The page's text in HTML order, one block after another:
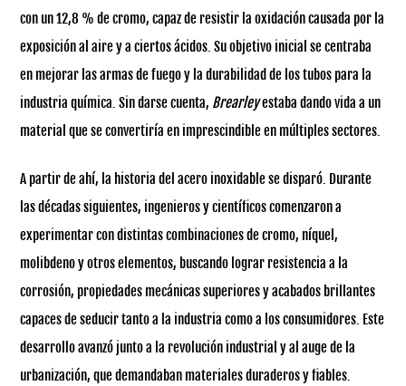
con un 12,8 % de cromo, capaz de resistir la oxidación causada por la
exposición al aire y a ciertos ácidos. Su objetivo inicial se centraba
en mejorar las armas de fuego y la durabilidad de los tubos para la
industria química. Sin darse cuenta, Brearleyestaba dando vida a un
material que se convertiría en imprescindible en múltiples sectores.
A partir de ahí, la historia del acero inoxidable se disparó. Durante
las décadas siguientes, ingenieros y científicos comenzaron a
experimentar con distintas combinaciones de cromo, níquel,
molibdeno y otros elementos, buscando lograr resistencia a la
corrosión, propiedades mecánicas superiores y acabados brillantes
capaces de seducir tanto a la industria como a los consumidores. Este
desarrollo avanzó junto a la revolución industrial y al auge de la
urbanización, que demandaban materiales duraderos y fiables.